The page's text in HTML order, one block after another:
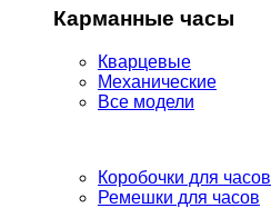
Карманные часы
Кварцевые
Механические
Все модели
Коробочки для часов
Ремешки для часов